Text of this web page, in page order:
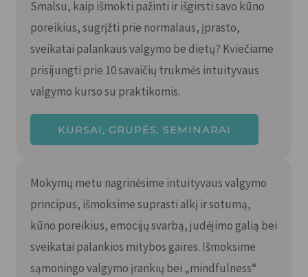
Smalsu, kaip išmokti pažinti ir išgirsti savo kūno
poreikius, sugrįžti prie normalaus, įprasto,
sveikatai palankaus valgymo be dietų? Kviečiame
prisijungti prie 10 savaičių trukmės intuityvaus
valgymo kurso su praktikomis.
KURSAI, GRUPĖS, SEMINARAI
Mokymų metu nagrinėsime intuityvaus valgymo
principus, išmoksime suprasti alkį ir sotumą,
kūno poreikius, emocijų svarbą, judėjimo galią bei
sveikatai palankios mitybos gaires. Išmoksime
sąmoningo valgymo įrankių bei „mindfulness“